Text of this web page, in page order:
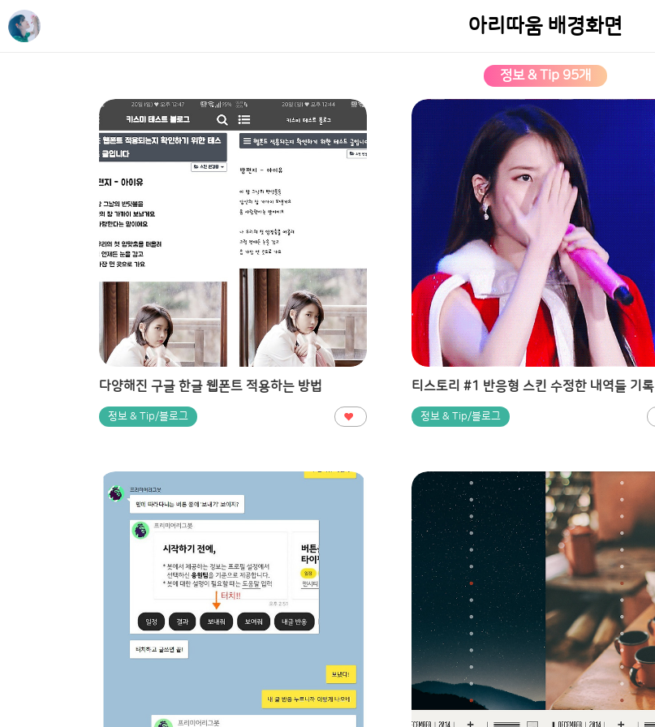
아리따움 배경화면
정보 & Tip 95개
다양해진 구글 한글 웹폰트 적용하는 방법
정보 & Tip/블로그
티스토리 #1 반응형 스킨 수정한 내역들 기록
정보 & Tip/블로그